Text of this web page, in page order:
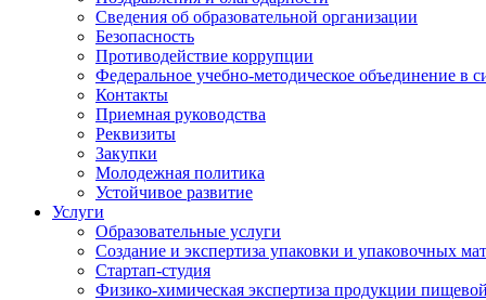
Сведения об образовательной организации
Безопасность
Противодействие коррупции
Федеральное учебно-методическое объединение в
Контакты
Приемная руководства
Реквизиты
Закупки
Молодежная политика
Устойчивое развитие
Услуги
Образовательные услуги
Создание и экспертиза упаковки и упаковочных
Стартап-студия
Физико-химическая экспертиза продукции